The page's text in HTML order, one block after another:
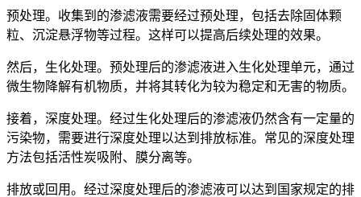
预处理。收集到的渗滤液需要经过预处理，包括去除固体颗
粒、沉淀悬浮物等过程。这样可以提高后续处理的效果。
然后，生化处理。预处理后的渗滤液进入生化处理单元，通过
微生物降解有机物质，并将其转化为较为稳定和无害的物质。
接着，深度处理。经过生化处理后的渗滤液仍然含有一定量的
污染物，需要进行深度处理以达到排放标准。常见的深度处理
方法包括活性炭吸附、膜分离等。
排放或回用。经过深度处理后的渗滤液可以达到国家规定的排